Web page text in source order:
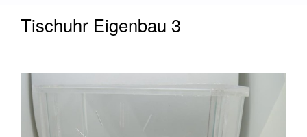
Tischuhr Eigenbau 3